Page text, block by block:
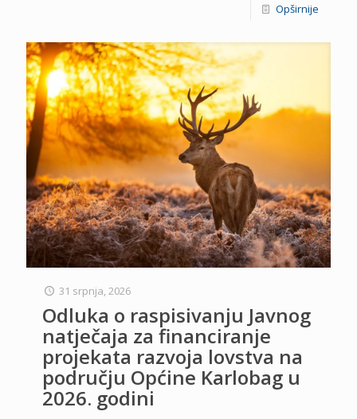
Opširnije
31 srpnja, 2026
Odluka o raspisivanju Javnog
natječaja za financiranje
projekata razvoja lovstva na
području Općine Karlobag u
2026. godini